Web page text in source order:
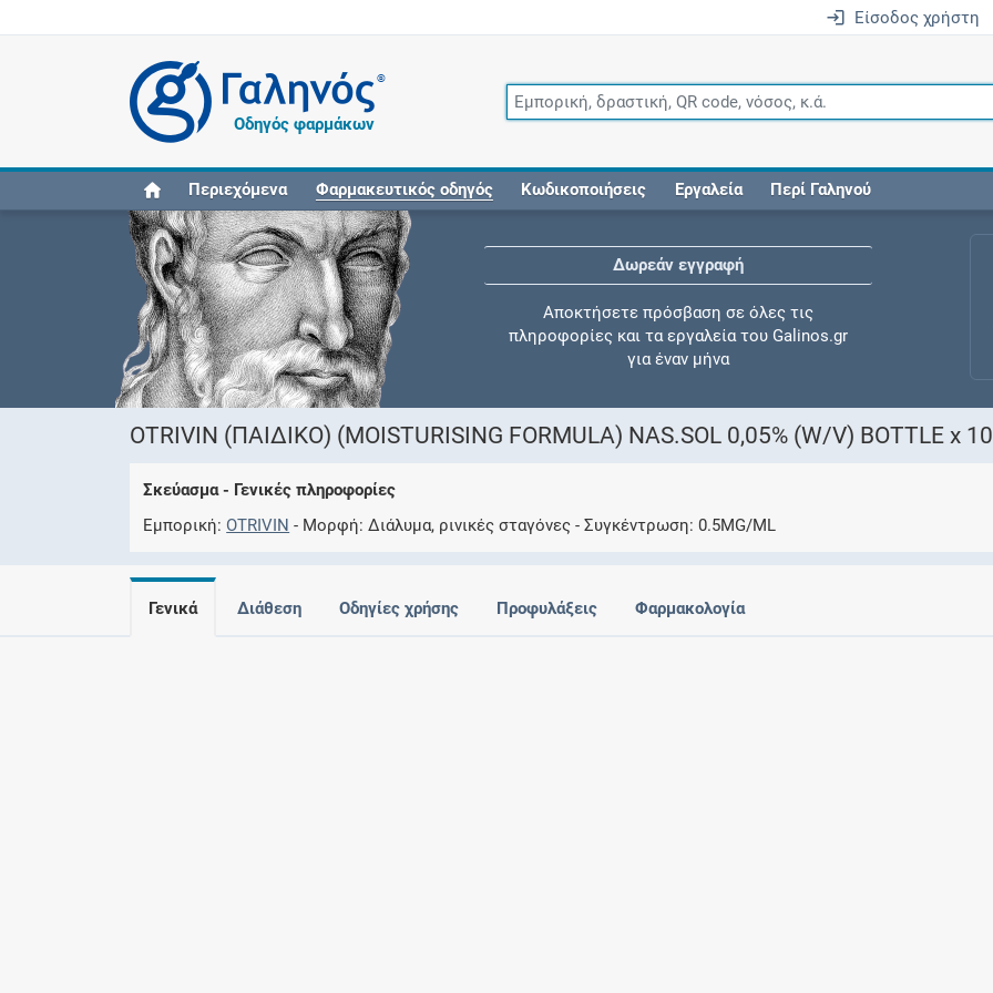
Είσοδος χρήστη
®
Οδηγός φαρμάκων
Περιεχόμενα Φαρμακευτικός οδηγός Κωδικοποιήσεις Εργαλεία Περί Γαληνού
Δωρεάν εγγραφή
Αποκτήσετε πρόσβαση σε όλες τις
πληροφορίες και τα εργαλεία του Galinos.gr
για έναν μήνα
Ελέγξτε την αγωγή σας για αντενδείξεις και
OTRIVIN (ΠΑΙΔΙΚΟ) (MOISTURISING FORMULA) NAS.SOL 0,05% (W/V) BOTTLE x
Σκεύασμα - Γενικές πληροφορίες
Εμπορική OTRIVIN Μορφή Διάλυμα, ρινικές σταγόνες Συγκέντρωση 0.5MG/ML
Γενικά Διάθεση Οδηγίες χρήσης Προφυλάξεις Φαρμακολογία